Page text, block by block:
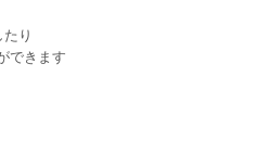
り
できます